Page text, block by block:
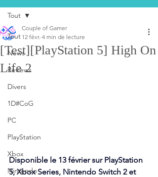
Tout
News
Reviews
Divers
1D#CoG
PC
PlayStation
Xbox
Nintendo
Tout
[Test][PlayStation 5] High On
Life 2
Couple of Gamer
12 févr. 4 min de lecture
Disponible le 13 février sur PlayStation
5, Xbox Series, Nintendo Switch 2 et